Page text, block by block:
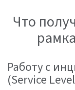
Что
Работу с
(Service